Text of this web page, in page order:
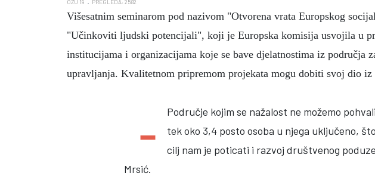
OŽU 19 PREGLEDA: 2582
Višesatnim seminarom pod nazivom "Otvorena vrata Europskog
"Učinkoviti ljudski potencijali", koji je Europska komisija usvojila u
institucijama i organizacijama koje se bave djelatnostima iz
upravljanja. Kvalitetnom pripremom projekata mogu dobiti svoj dio iz
-
Područje kojim se nažalost ne možemo
tek oko 3,4 posto osoba u njega uključeno,
cilj nam je poticati i razvoj društvenog
Mrsić.